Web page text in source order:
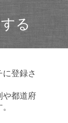
る
登録さ
や都道府